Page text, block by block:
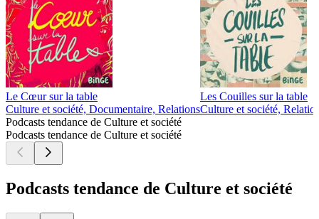
Le Cœur sur la table
Culture et société, Documentaire, Relations
Les Couilles sur la table
Culture et société,
Podcasts tendance de Culture et société
Podcasts tendance de Culture et société
Podcasts tendance de Culture et société